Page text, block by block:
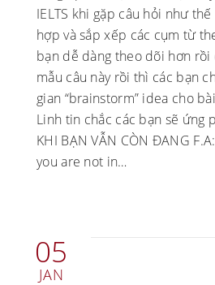
IELTS khi gặp câu hỏi như
hợp và sắp xếp các cụm từ
bạn dễ dàng theo dõi hơn
mẫu câu này rồi thì các bạn
gian “brainstorm” idea cho
Linh tin chắc các bạn sẽ ứng
KHI BẠN VẪN CÒN ĐANG
you are not in…
05
JAN